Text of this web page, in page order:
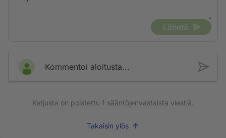
Lähetä
Kommentoi aloitusta...
Ketjusta on poistettu 1 sääntöjenvastaista viestiä.
Takaisin ylös